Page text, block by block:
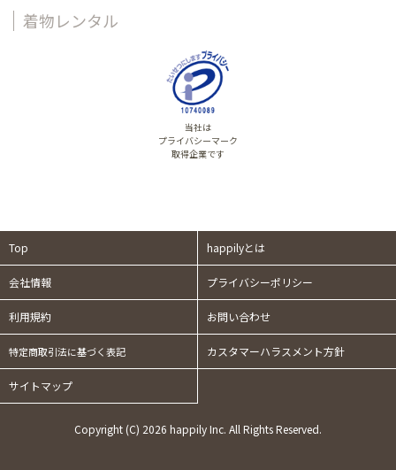
着物レンタル
当社は
プライバシーマーク
取得企業です
Top happilyとは
会社情報 プライバシーポリシー
利用規約 お問い合わせ
特定商取引法に基づく表記 カスタマーハラスメント方針
サイトマップ
Copyright (C) 2026 happily Inc. All Rights Reserved.